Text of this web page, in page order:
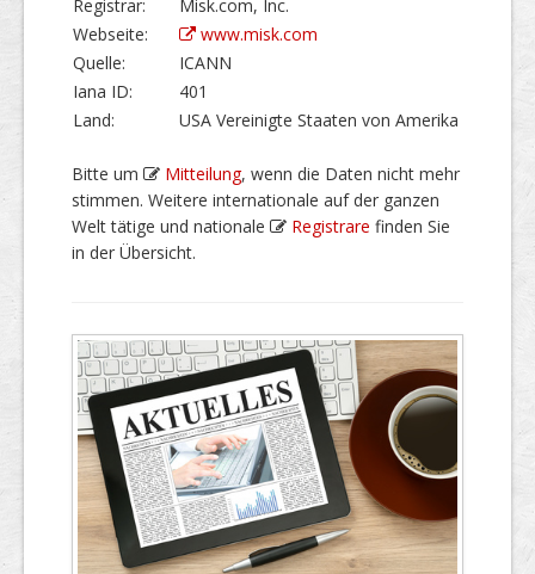
Registrar:
Misk.com, Inc.
Webseite:
www.misk.com
Quelle:
ICANN
Iana ID:
401
Land:
USA Vereinigte Staaten von Amerika
Bitte um Mitteilung, wenn die Daten nicht mehr
stimmen. Weitere internationale auf der ganzen
Welt tätige und nationale
Registrare finden Sie
in der Übersicht.